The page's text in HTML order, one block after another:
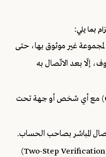
بما يلي:
غير موثوق بها، حتى
إلّا بعد الاتّصال به
• عدم مشاركة رمز التحقق (OTP) مع أي شخص أو جهة تحت
المباشر بصاحب الحساب.
• تفعيل ميزة التحقق بخطوتين (Two-Step Verification)